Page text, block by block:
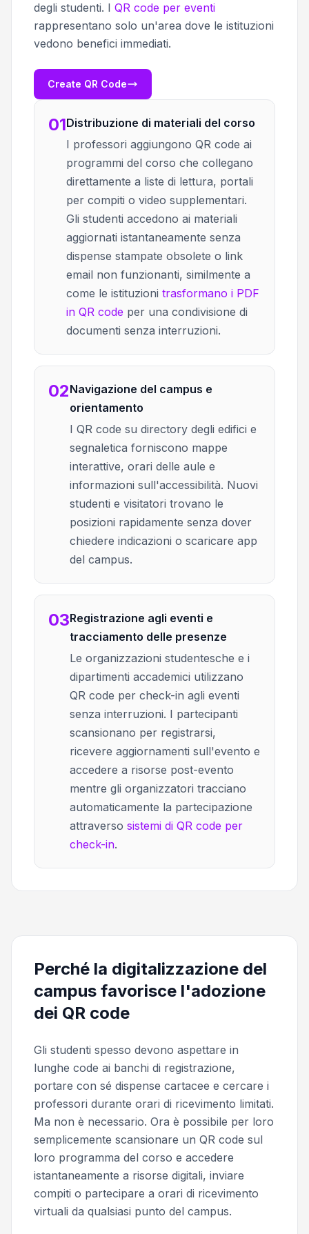
degli studenti. I QR code per eventi
rappresentano solo un'area dove le istituzioni
vedono benefici immediati.
Create QR Code
01Distribuzione di materiali del corso
I professori aggiungono QR code ai
programmi del corso che collegano
direttamente a liste di lettura, portali
per compiti o video supplementari.
Gli studenti accedono ai materiali
aggiornati istantaneamente senza
dispense stampate obsolete o link
email non funzionanti, similmente a
come le istituzioni trasformano i PDF
in QR code per una condivisione di
documenti senza interruzioni.
02Navigazione del campus e
orientamento
I QR code su directory degli edifici e
segnaletica forniscono mappe
interattive, orari delle aule e
informazioni sull'accessibilità. Nuovi
studenti e visitatori trovano le
posizioni rapidamente senza dover
chiedere indicazioni o scaricare app
del campus.
03Registrazione agli eventi e
tracciamento delle presenze
Le organizzazioni studentesche e i
dipartimenti accademici utilizzano
QR code per check-in agli eventi
senza interruzioni. I partecipanti
scansionano per registrarsi,
ricevere aggiornamenti sull'evento e
accedere a risorse post-evento
mentre gli organizzatori tracciano
automaticamente la partecipazione
attraverso sistemi di QR code per
check-in.
Perché la digitalizzazione del
campus favorisce l'adozione
dei QR code
Gli studenti spesso devono aspettare in
lunghe code ai banchi di registrazione,
portare con sé dispense cartacee e cercare i
professori durante orari di ricevimento limitati.
Ma non è necessario. Ora è possibile per loro
semplicemente scansionare un QR code sul
loro programma del corso e accedere
istantaneamente a risorse digitali, inviare
compiti o partecipare a orari di ricevimento
virtuali da qualsiasi punto del campus.